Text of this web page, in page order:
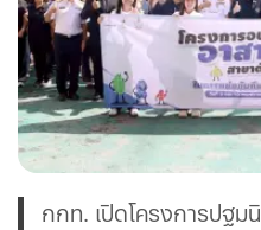
กกท. เปิดโครงการปฐม